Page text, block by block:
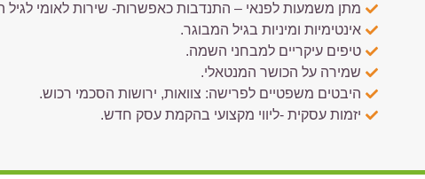
מתן משמעות לפנאי – התנדבות כאפשרות- שירות לאומי לגיל
אינטימיות ומיניות בגיל המבוגר.
טיפים עיקריים למבחני השמה.
שמירה על הכושר המנטאלי.
היבטים משפטיים לפרישה: צוואות, ירושות הסכמי רכוש.
יזמות עסקית -ליווי מקצועי בהקמת עסק חדש.